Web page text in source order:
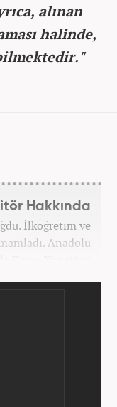
alınan
halinde,
Hakkında
İlköğretim ve
Anadolu
Kamu Yönetimi